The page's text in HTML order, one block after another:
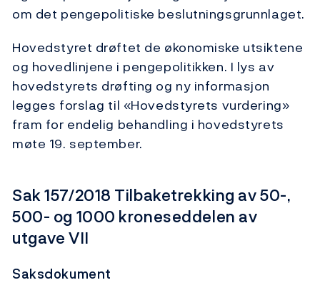
om det pengepolitiske beslutningsgrunnlaget.
Hovedstyret drøftet de økonomiske utsiktene
og hovedlinjene i pengepolitikken. I lys av
hovedstyrets drøfting og ny informasjon
legges forslag til «Hovedstyrets vurdering»
fram for endelig behandling i hovedstyrets
møte 19. september.
Sak 157/2018 Tilbaketrekking av 50-,
500- og 1000 kroneseddelen av
utgave VII
Saksdokument